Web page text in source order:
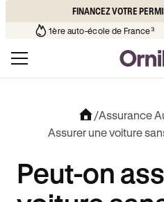
FINANCEZ VOTRE
école de votre quartier¹
/Assurance
Assurer une voiture
Peut-on